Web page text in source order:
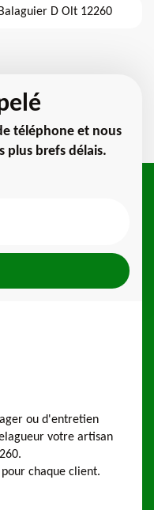
D Olt 12260
téléphone et nous
plus brefs délais.
ou d'entretien
votre artisan
chaque client.